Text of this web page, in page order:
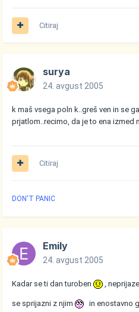
Citiraj
surya
24. avgust 2005
k maš vsega poln k..greš ven in se
prjatlom..recimo, da je to ena izmed
Citiraj
DON'T PANIC
Emily
24. avgust 2005
Kadar se ti dan turoben ,
se sprijazni z njim in enostavno